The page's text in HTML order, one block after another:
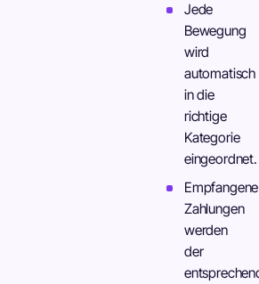
Jede
Bewegung
wird
automatisch
in die
richtige
Kategorie
eingeordnet.
Empfangene
Zahlungen
werden
der